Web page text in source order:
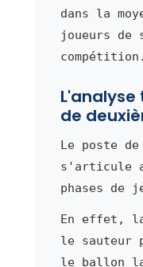
dans la
joueurs de
compétition.
de
Le poste
s'articule
phases de
En effet,
le sauteur
le ballon